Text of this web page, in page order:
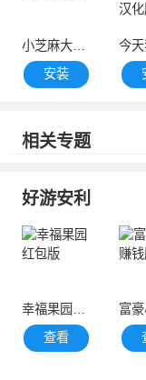
小芝麻大西瓜赚钱版
安装
相关专题
好游安利
幸福果园红包版
查看